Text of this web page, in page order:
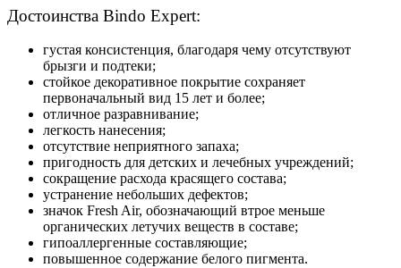
Достоинства Bindo Expert:
густая консистенция, благодаря чему отсутствуют
брызги и подтеки;
стойкое декоративное покрытие сохраняет
первоначальный вид 15 лет и более;
отличное разравнивание;
легкость нанесения;
отсутствие неприятного запаха;
пригодность для детских и лечебных учреждений;
сокращение расхода красящего состава;
устранение небольших дефектов;
значок Fresh Air, обозначающий втрое меньше
органических летучих веществ в составе;
гипоаллергенные составляющие;
повышенное содержание белого пигмента.